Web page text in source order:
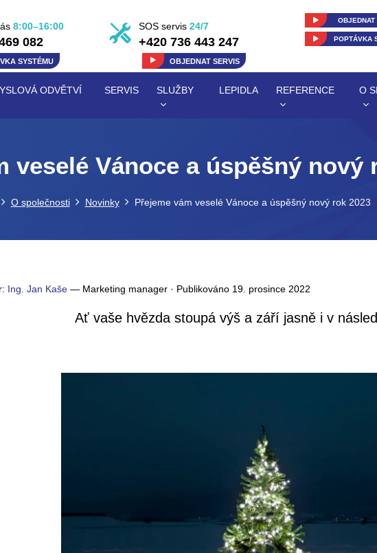
8:00–16:00
082
SYSTÉMU
SOS servis 24/7
+420 736 443 247
OBJEDNAT SERVIS
OBJEDNAT
POPTÁVKA
ODVĚTVÍ SERVIS SLUŽBY LEPIDLA REFERENCE O
veselé Vánoce a úspěšný nový
O společnosti Novinky Přejeme vám veselé Vánoce a úspěšný nový rok 2023
Ing. Jan Kaše — Marketing manager · Publikováno 19. prosince 2022
Ať vaše hvězda stoupá výš a září jasně i v